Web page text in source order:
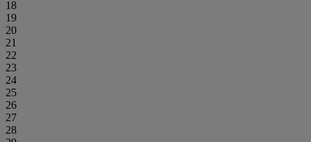
18
19
20
21
22
23
24
25
26
27
28